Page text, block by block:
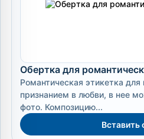
Обертка для
Романтическая этикетка
признанием в любви, в нее
фото. Композицию...
Вставить